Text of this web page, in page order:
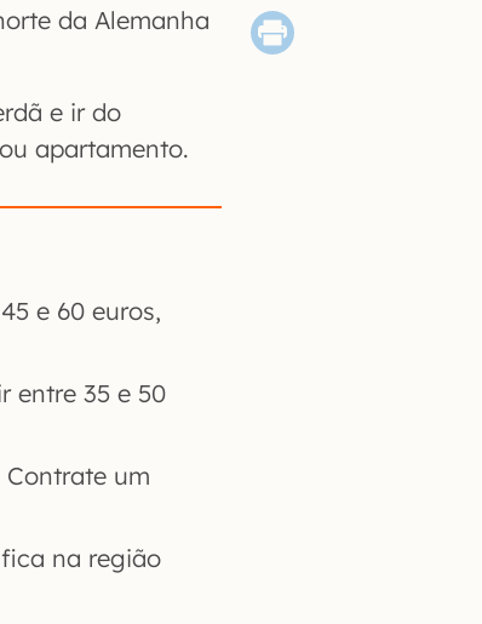
da Alemanha
e ir do
apartamento.
e 60 euros,
entre 35 e 50
um
na região